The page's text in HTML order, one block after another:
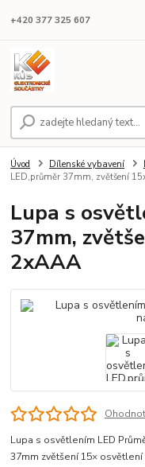
+420 377 325 607
Úvod Dílenské vybavení
LED,průměr 37mm, zvětšení
Lupa s
37mm,
2xAAA
Lupa s osvětlením LED
37mm zvětšení 15× osvětlení